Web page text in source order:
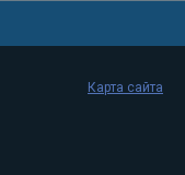
Карта сайта